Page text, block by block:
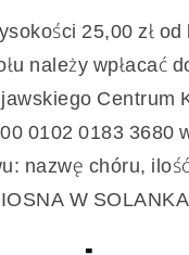
25,00 zł od
należy wpłacać
Centrum
0102 0183 3680
nazwę chóru,
W